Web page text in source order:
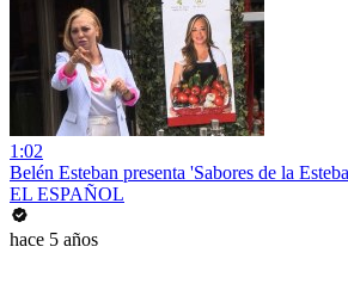
1:02
Belén Esteban presenta 'Sabores de la
EL ESPAÑOL
hace 5 años